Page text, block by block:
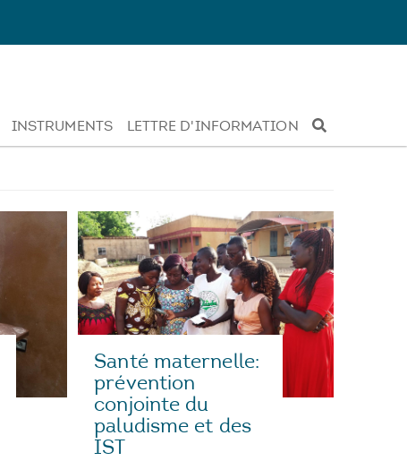
INSTRUMENTS LETTRE D'INFORMATION
Santé maternelle:
prévention
conjointe du
paludisme et des
IST